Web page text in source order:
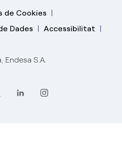
de Cookies
Dades
Accessibilitat
Endesa S.A.